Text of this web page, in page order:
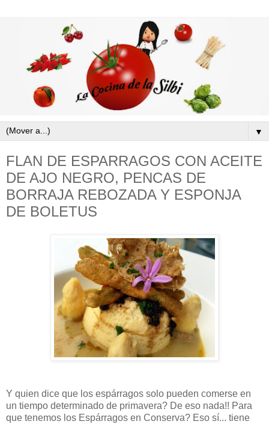
▼
FLAN DE ESPARRAGOS CON ACEITE
DE AJO NEGRO, PENCAS DE
BORRAJA REBOZADA Y ESPONJA
DE BOLETUS
Y quien dice que los espárragos solo pueden comerse en
un tiempo determinado de primavera? De eso nada!! Para
que tenemos los Espárragos en Conserva? Eso sí... tiene